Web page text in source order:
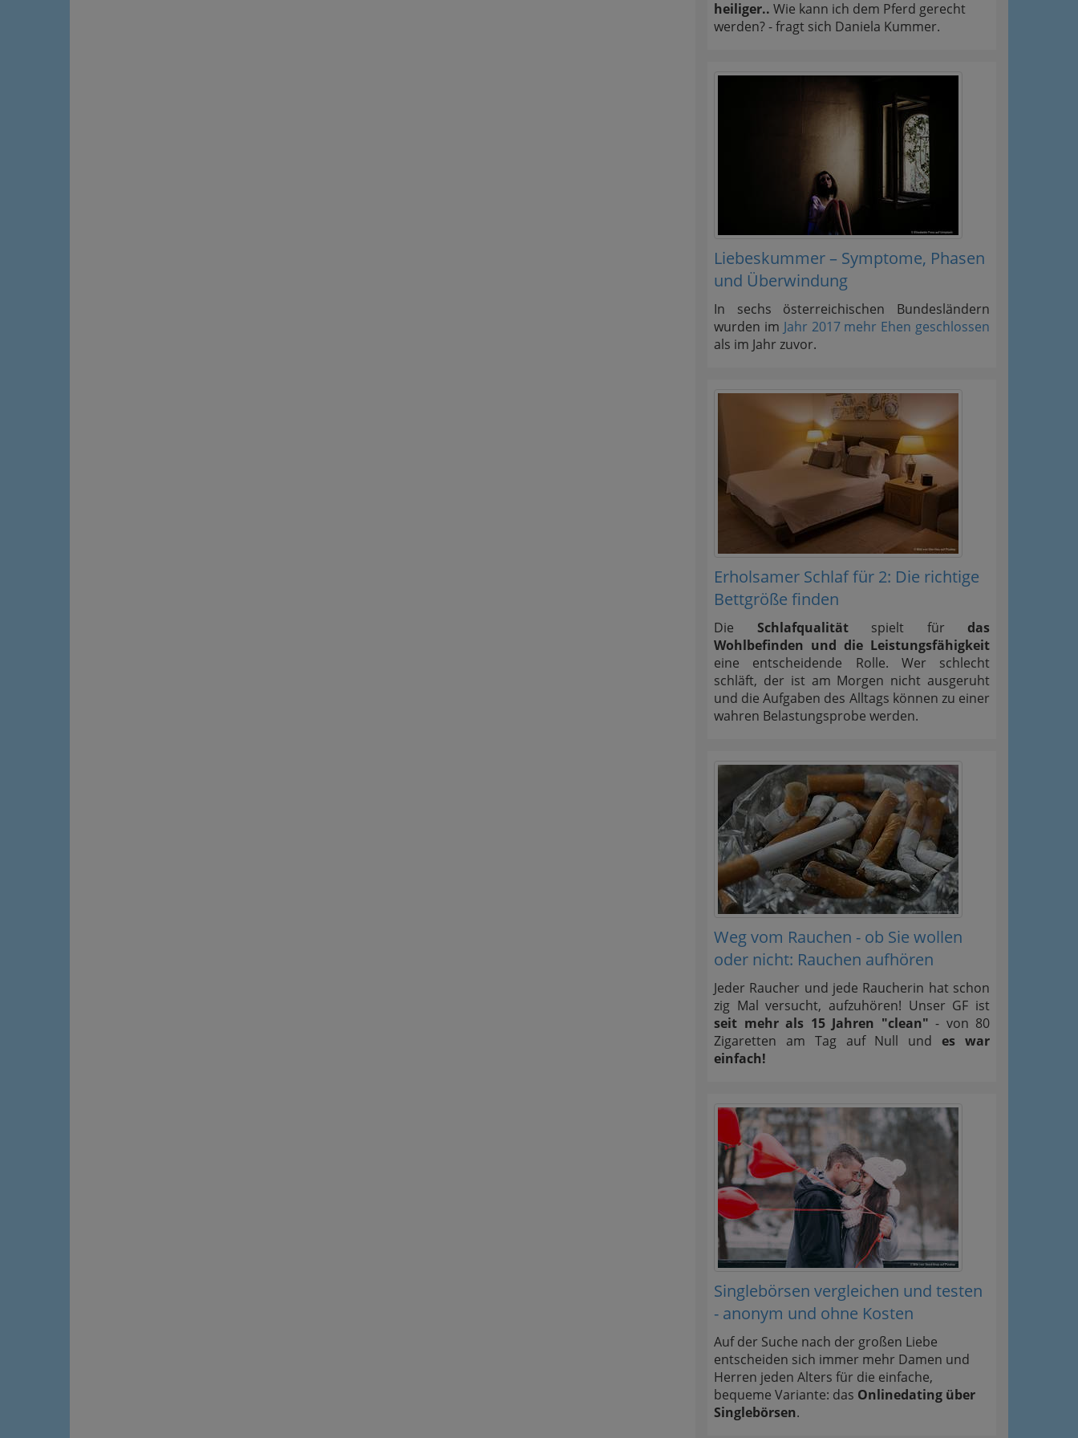
heiliger.. Wie kann ich dem Pferd gerecht
werden? - fragt sich Daniela Kummer.
Liebeskummer – Symptome, Phasen
und Überwindung
In sechs österreichischen Bundesländern
wurden im Jahr 2017 mehr Ehen geschlossen
als im Jahr zuvor.
Erholsamer Schlaf für 2: Die richtige
Bettgröße finden
Die Schlafqualitätspielt für das
Wohlbefinden und die Leistungsfähigkeit
eine entscheidende Rolle. Wer schlecht
schläft, der ist am Morgen nicht ausgeruht
und die Aufgaben des Alltags können zu einer
wahren Belastungsprobe werden.
Weg vom Rauchen - ob Sie wollen
oder nicht: Rauchen aufhören
Jeder Raucher und jede Raucherin hat schon
zig Mal versucht, aufzuhören! Unser GF ist
seit mehr als 15 Jahren "clean" - von 80
Zigaretten am Tag auf Null undes war
einfach!
Singlebörsen vergleichen und testen
- anonym und ohne Kosten
Auf der Suche nach der großen Liebe
entscheiden sich immer mehr Damen und
Herren jeden Alters für die einfache,
bequeme Variante: das Onlinedating über
Singlebörsen.